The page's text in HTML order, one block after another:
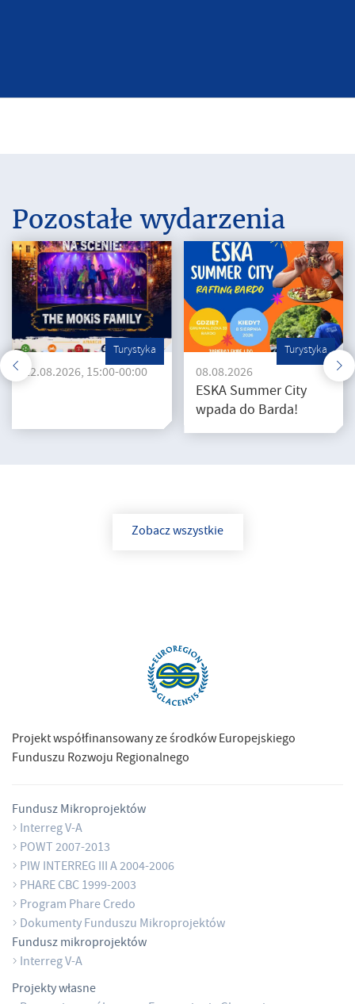
Pozostałe wydarzenia
Turystyka
22.08.2026, 15:00-00:00
Turystyka
08.08.2026
ESKA Summer City
wpada do Barda!
Zobacz wszystkie
Projekt współfinansowany ze środków Europejskiego
Funduszu Rozwoju Regionalnego
Fundusz Mikroprojektów
Interreg V-A
POWT 2007-2013
PIW INTERREG III A 2004-2006
PHARE CBC 1999-2003
Program Phare Credo
Dokumenty Funduszu Mikroprojektów
Fundusz mikroprojektów
Interreg V-A
Projekty własne